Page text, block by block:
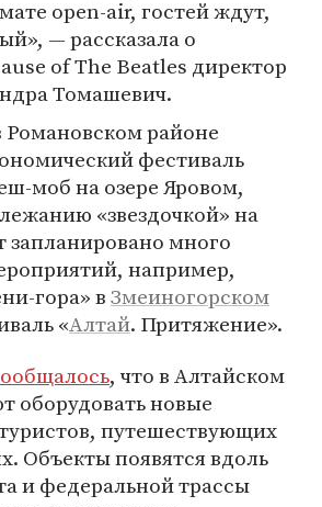
open-air, гостей ждут,
— рассказала о
of The Beatles директор
Томашевич.
Романовском районе
фестиваль
моб на озере Яровом,
«звездочкой» на
запланировано много
например,
гора» вЗмеиногорском
«Алтай. Притяжение».
, что в Алтайском
оборудовать новые
путешествующих
Объекты появятся вдоль
и федеральной трассы